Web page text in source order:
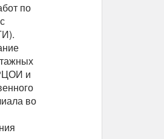
по
и
во